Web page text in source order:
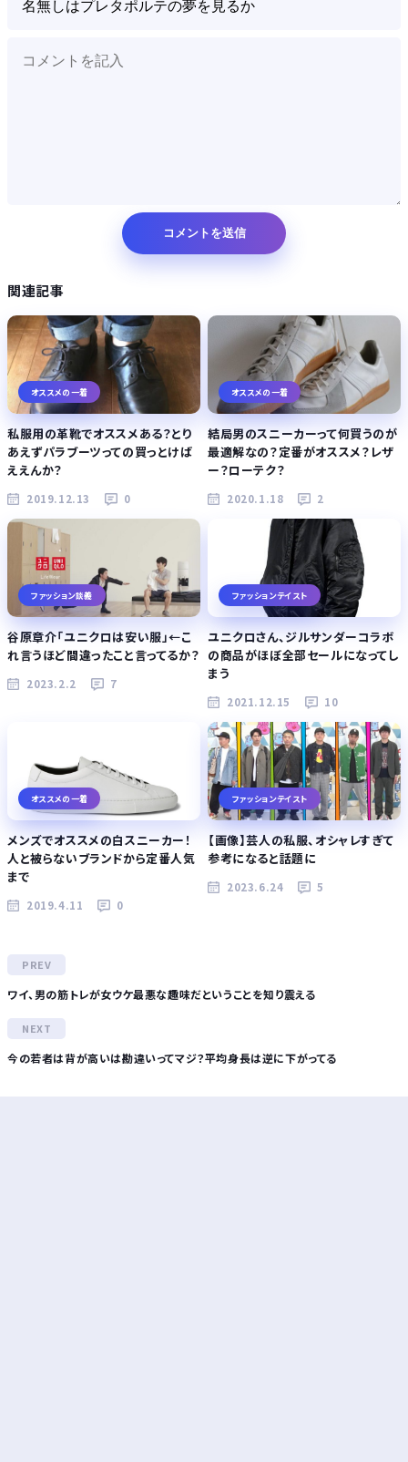
関連記事
オススメの一着
私服用の革靴でオススメある？とり
あえずパラブーツっての買っとけば
ええんか？
2019.12.13 0
オススメの一着
結局男のスニーカーって何買うのが
最適解なの？定番がオススメ？レザ
ー？ローテク？
2020.1.18 2
ファッション談義
谷原章介「ユニクロは安い服」←こ
れ言うほど間違ったこと言ってるか？
2023.2.2 7
ファッションテイスト
ユニクロさん、ジルサンダーコラボ
の商品がほぼ全部セールになってし
まう
2021.12.15 10
オススメの一着
メンズでオススメの白スニーカー！
人と被らないブランドから定番人気
まで
2019.4.11 0
ファッションテイスト
【画像】芸人の私服、オシャレすぎて
参考になると話題に
2023.6.24 5
ワイ、男の筋トレが女ウケ最悪な趣味だということを知り震える
今の若者は背が高いは勘違いってマジ？平均身長は逆に下がってる